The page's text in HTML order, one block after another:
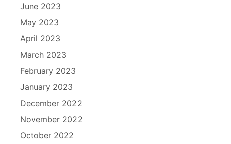
June 2023
May 2023
April 2023
March 2023
February 2023
January 2023
December 2022
November 2022
October 2022